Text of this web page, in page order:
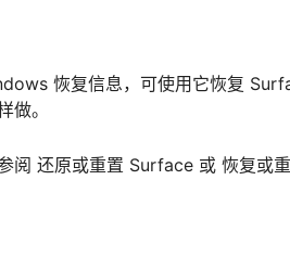
恢复信息，可使用它恢复
做。
阅 还原或重置 Surface 或 恢复或